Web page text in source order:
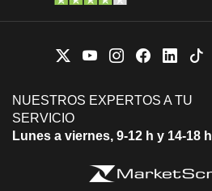
NUESTROS EXPERTOS A TU
SERVICIO
Lunes a viernes, 9-12 h y 14-18 h